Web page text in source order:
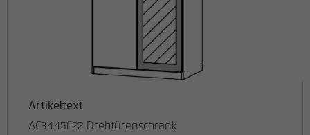
Artikeltext
AC3445F22 Drehtürenschrank